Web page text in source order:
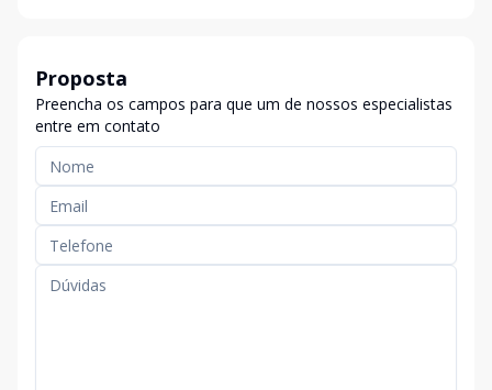
Proposta
Preencha os campos para que um de nossos especialistas
entre em contato